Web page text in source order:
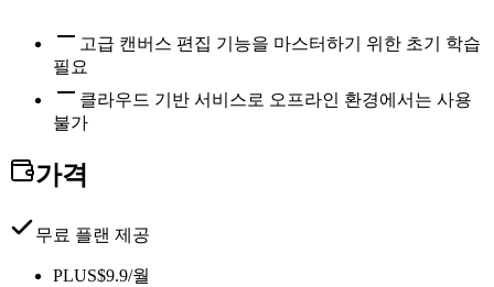
고급 캔버스 편집 기능을 마스터하기 위한 초기 학습
필요
클라우드 기반 서비스로 오프라인 환경에서는 사용
불가
가격
무료 플랜 제공
PLUS$9.9/월